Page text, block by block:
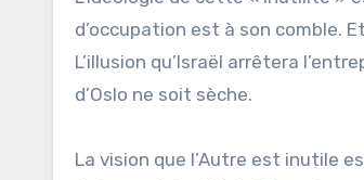
d’occupation est à son comble.
L’illusion qu’Israël arrêtera
d’Oslo ne soit sèche.
La vision que l’Autre est inutile